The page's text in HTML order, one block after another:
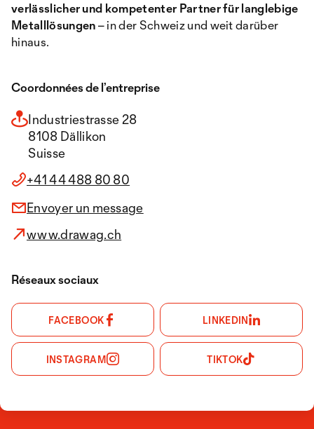
verlässlicher und kompetenter Partner für langlebige
Metalllösungen– in der Schweiz und weit darüber
hinaus.
Coordonnées de l’entreprise
Industriestrasse 28
8108 Dällikon
Suisse
+41 44 488 80 80
Envoyer un message
www.drawag.ch
Réseaux sociaux
FACEBOOK LINKEDIN
INSTAGRAM TIKTOK